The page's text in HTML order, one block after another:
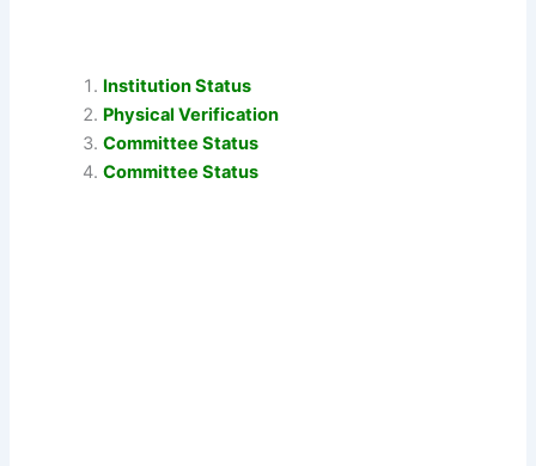
Institution Status
Physical Verification
Committee Status
Committee Status